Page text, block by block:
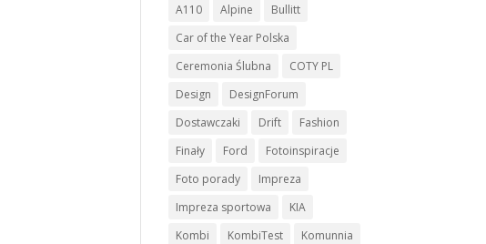
A110 Alpine
Bullitt
Car of the Year Polska
Ceremonia Ślubna
COTY PL
Design
DesignForum
Dostawczaki
Drift
Fashion
Finały
Ford
Fotoinspiracje
Foto porady
Impreza
Impreza sportowa
KIA
Kombi
KombiTest
Komunnia